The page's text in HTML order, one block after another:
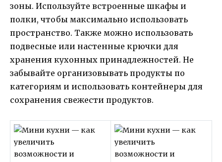
зоны. Используйте встроенные шкафы и
полки, чтобы максимально использовать
пространство. Также можно использовать
подвесные или настенные крючки для
хранения кухонных принадлежностей. Не
забывайте организовывать продукты по
категориям и использовать контейнеры для
сохранения свежести продуктов.